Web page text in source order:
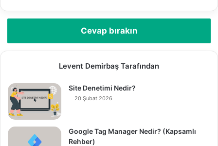
Cevap bırakın
Levent Demirbaş Tarafından
Site Denetimi Nedir?
20 Şubat 2026
Google Tag Manager Nedir? (Kapsamlı
Rehber)